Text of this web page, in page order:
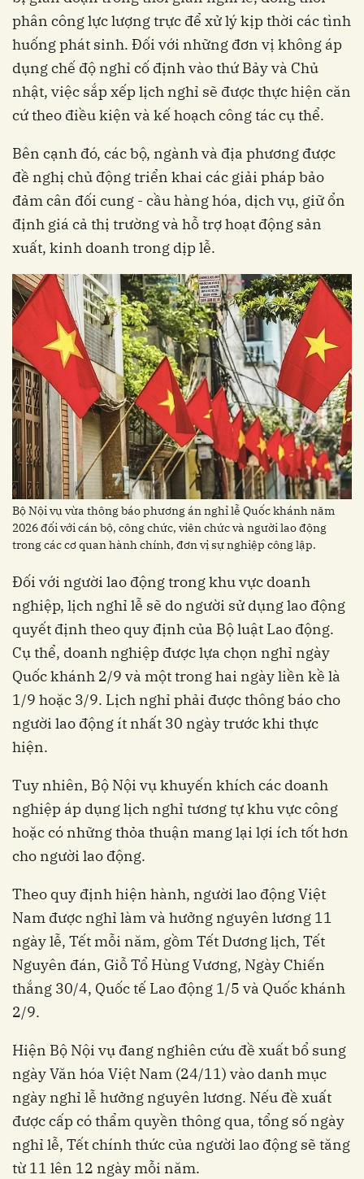
phân công lực lượng trực để xử lý kịp thời các tình
huống phát sinh. Đối với những đơn vị không áp
dụng chế độ nghỉ cố định vào thứ Bảy và Chủ
nhật, việc sắp xếp lịch nghỉ sẽ được thực hiện căn
cứ theo điều kiện và kế hoạch công tác cụ thể.
Bên cạnh đó, các bộ, ngành và địa phương được
đề nghị chủ động triển khai các giải pháp bảo
đảm cân đối cung - cầu hàng hóa, dịch vụ, giữ ổn
định giá cả thị trường và hỗ trợ hoạt động sản
xuất, kinh doanh trong dịp lễ.
Bộ Nội vụ vừa thông báo phương án nghỉ lễ Quốc khánh năm
2026 đối với cán bộ, công chức, viên chức và người lao động
trong các cơ quan hành chính, đơn vị sự nghiệp công lập.
Đối với người lao động trong khu vực doanh
nghiệp, lịch nghỉ lễ sẽ do người sử dụng lao động
quyết định theo quy định của Bộ luật Lao động.
Cụ thể, doanh nghiệp được lựa chọn nghỉ ngày
Quốc khánh 2/9 và một trong hai ngày liền kề là
1/9 hoặc 3/9. Lịch nghỉ phải được thông báo cho
người lao động ít nhất 30 ngày trước khi thực
hiện.
Tuy nhiên, Bộ Nội vụ khuyến khích các doanh
nghiệp áp dụng lịch nghỉ tương tự khu vực công
hoặc có những thỏa thuận mang lại lợi ích tốt hơn
cho người lao động.
Theo quy định hiện hành, người lao động Việt
Nam được nghỉ làm và hưởng nguyên lương 11
ngày lễ, Tết mỗi năm, gồm Tết Dương lịch, Tết
Nguyên đán, Giỗ Tổ Hùng Vương, Ngày Chiến
thắng 30/4, Quốc tế Lao động 1/5 và Quốc khánh
2/9.
Hiện Bộ Nội vụ đang nghiên cứu đề xuất bổ sung
ngày Văn hóa Việt Nam (24/11) vào danh mục
ngày nghỉ lễ hưởng nguyên lương. Nếu đề xuất
được cấp có thẩm quyền thông qua, tổng số ngày
nghỉ lễ, Tết chính thức của người lao động sẽ tăng
từ 11 lên 12 ngày mỗi năm.